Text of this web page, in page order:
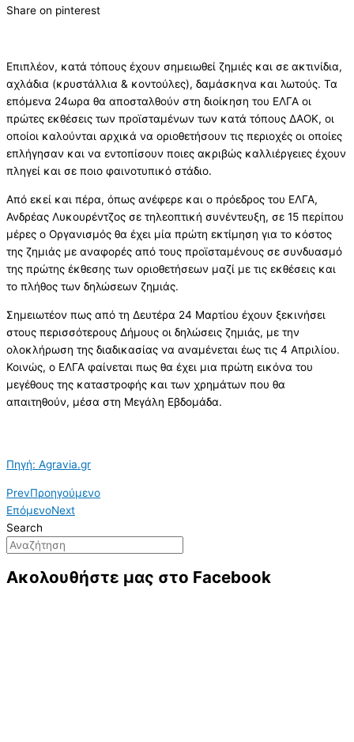
Share on pinterest
Επιπλέον, κατά τόπους έχουν σημειωθεί ζημιές και σε ακτινίδια,
αχλάδια (κρυστάλλια & κοντούλες), δαμάσκηνα και λωτούς. Τα
επόμενα 24ωρα θα αποσταλθούν στη διοίκηση του ΕΛΓΑ οι
πρώτες εκθέσεις των προϊσταμένων των κατά τόπους ΔΑΟΚ, οι
οποίοι καλούνται αρχικά να οριοθετήσουν τις περιοχές οι οποίες
επλήγησαν και να εντοπίσουν ποιες ακριβώς καλλιέργειες έχουν
πληγεί και σε ποιο φαινοτυπικό στάδιο.
Από εκεί και πέρα, όπως ανέφερε και ο πρόεδρος του ΕΛΓΑ,
Ανδρέας Λυκουρέντζος σε τηλεοπτική συνέντευξη, σε 15 περίπου
μέρες ο Οργανισμός θα έχει μία πρώτη εκτίμηση για το κόστος
της ζημιάς με αναφορές από τους προϊσταμένους σε συνδυασμό
της πρώτης έκθεσης των οριοθετήσεων μαζί με τις εκθέσεις και
το πλήθος των δηλώσεων ζημιάς.
Σημειωτέον πως από τη Δευτέρα 24 Μαρτίου έχουν ξεκινήσει
στους περισσότερους Δήμους οι δηλώσεις ζημιάς, με την
ολοκλήρωση της διαδικασίας να αναμένεται έως τις 4 Απριλίου.
Κοινώς, ο ΕΛΓΑ φαίνεται πως θα έχει μια πρώτη εικόνα του
μεγέθους της καταστροφής και των χρημάτων που θα
απαιτηθούν, μέσα στη Μεγάλη Εβδομάδα.
Πηγή: Agravia.gr
PrevΠροηγούμενο
ΕπόμενοNext
Search
Ακολουθήστε μας στο Facebook